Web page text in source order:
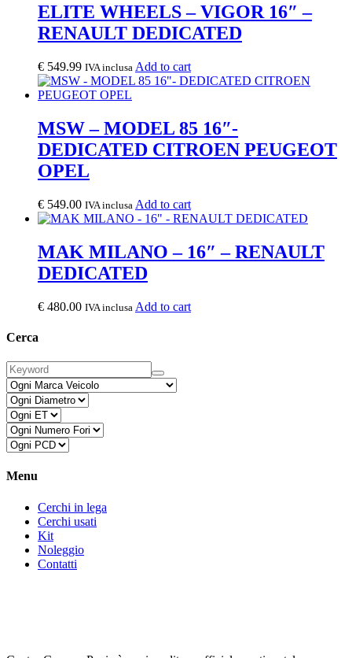
ELITE WHEELS – VIGOR 16″ –
RENAULT DEDICATED
€ 549.99 IVA inclusa Add to cart
MSW – MODEL 85 16″-
DEDICATED CITROEN PEUGEOT
OPEL
€ 549.00 IVA inclusa Add to cart
MAK MILANO – 16″ – RENAULT
DEDICATED
€ 480.00 IVA inclusa Add to cart
Cerca
Menu
Cerchi in lega
Cerchi usati
Kit
Noleggio
Contatti